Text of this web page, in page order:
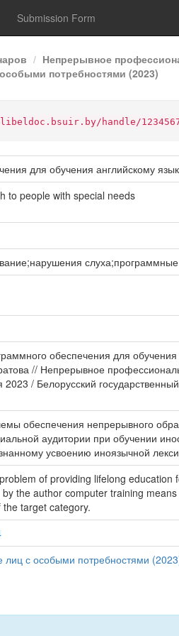
Submission Form
Непрерывное
потребностями (2023)
handle/
для обучения английскому
to people with special needs
обеспечения для
// Непрерывное
/ Белорусский
обеспечения непрерывного
аудитории при обучении
усвоению иноязычной
of providing lifelong
the author computer training
target category.
с особыми потребностями